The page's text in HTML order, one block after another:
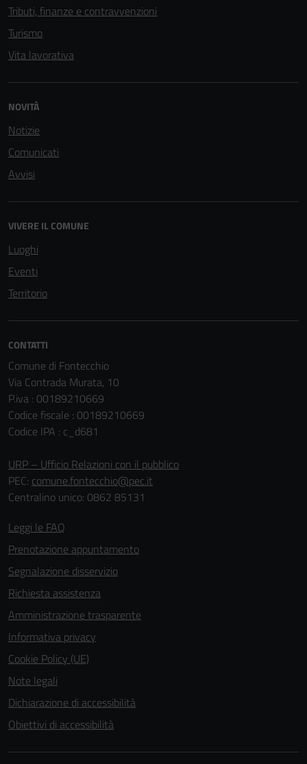
Tributi, finanze e contravvenzioni
Turismo
Vita lavorativa
NOVITÀ
Notizie
Comunicati
Avvisi
VIVERE IL COMUNE
Luoghi
Eventi
Territorio
CONTATTI
Comune di Fontecchio
Via Contrada Murata, 10
P.iva : 00189210669
Codice fiscale : 00189210669
Codice IPA : c_d681
URP – Ufficio Relazioni con il pubblico
PEC: comune.fontecchio@pec.it
Centralino unico: 0862 85131
Leggi le FAQ
Prenotazione appuntamento
Segnalazione disservizio
Richiesta assistenza
Amministrazione trasparente
Informativa privacy
Cookie Policy (UE)
Note legali
Dichiarazione di accessibilità
Obiettivi di accessibilità